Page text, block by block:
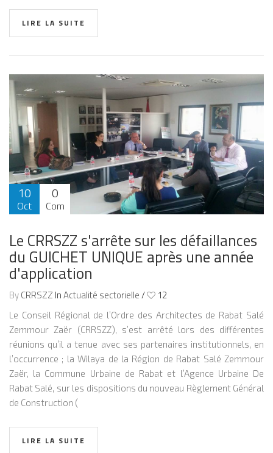
LIRE LA SUITE
10
Oct
2015
0
Com
Le CRRSZZ s'arrête sur les défaillances
du GUICHET UNIQUE après une année
d'application
ByCRRSZZ InActualité sectorielle/ 12
Le Conseil Régional de l’Ordre des Architectes de Rabat Salé
Zemmour Zaër (CRRSZZ), s’est arrêté lors des différentes
réunions qu’il a tenue avec ses partenaires institutionnels, en
l’occurrence ; la Wilaya de la Région de Rabat Salé Zemmour
Zaër, la Commune Urbaine de Rabat et l’Agence Urbaine De
Rabat Salé, sur les dispositions du nouveau Règlement Général
de Construction (
LIRE LA SUITE